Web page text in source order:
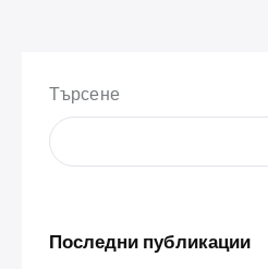
Търсене
Последни публикации